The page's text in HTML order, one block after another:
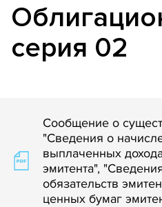
серия 02
Сообщение о
"Сведения о
выплаченных
эмитента",
обязательств
ценных бумаг